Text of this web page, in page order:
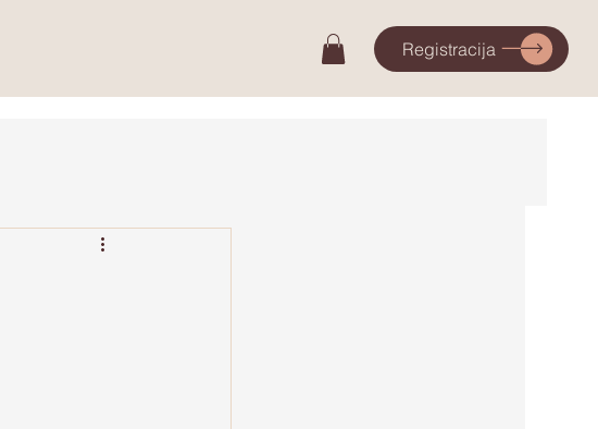
Registracija